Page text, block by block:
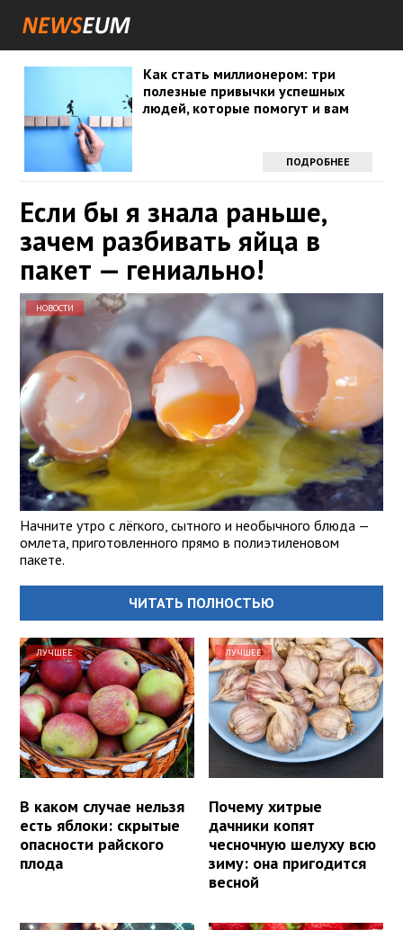
Как стать миллионером: три
полезные привычки успешных
людей, которые помогут и вам
ПОДРОБНЕЕ
Если бы я знала раньше,
зачем разбивать яйца в
пакет — гениально!
НОВОСТИ
Начните утро с лёгкого, сытного и необычного блюда —
омлета, приготовленного прямо в полиэтиленовом
пакете.
ЧИТАТЬ ПОЛНОСТЬЮ
ЛУЧШЕЕ
В каком случае нельзя
есть яблоки: скрытые
опасности райского
плода
ЛУЧШЕЕ
Почему хитрые
дачники копят
чесночную шелуху всю
зиму: она пригодится
весной